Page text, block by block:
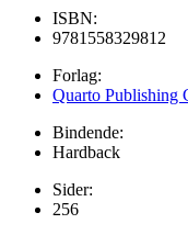
ISBN:
9781558329812
Forlag:
Quarto Publishing
Bindende:
Hardback
Sider:
256